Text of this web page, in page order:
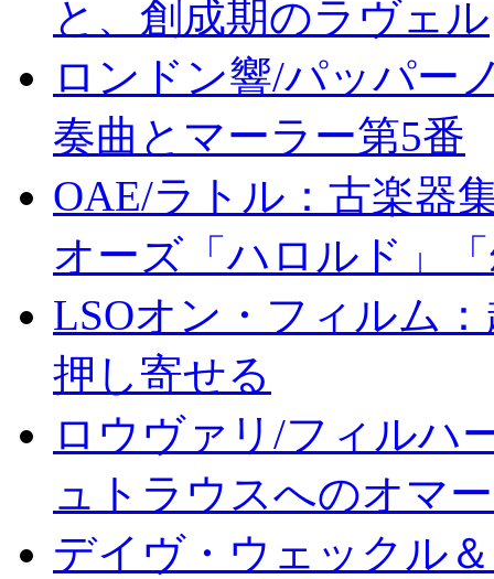
と、創成期のラヴェル
ロンドン響/パッパー
奏曲とマーラー第5番
OAE/ラトル：古楽器
オーズ「ハロルド」
LSOオン・フィルム
押し寄せる
ロウヴァリ/フィルハ
ュトラウスへのオマ
デイヴ・ウェックル